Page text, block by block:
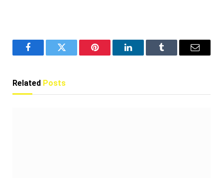
FacebookTwitter Pinterest LinkedInTumblr Email
Related Posts